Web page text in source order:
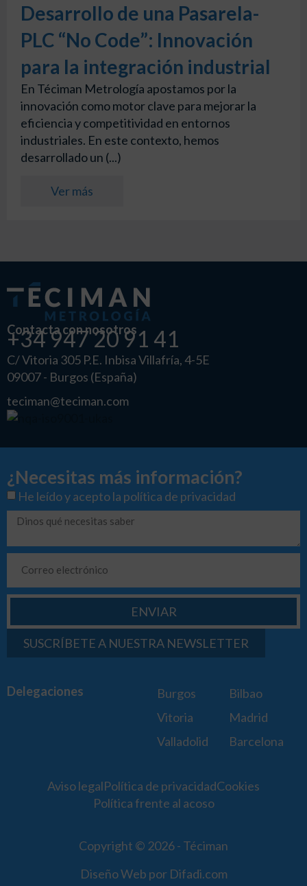
Desarrollo de una Pasarela-
PLC “No Code”: Innovación
para la integración industrial
En Téciman Metrología apostamos por la
innovación como motor clave para mejorar la
eficiencia y competitividad en entornos
industriales. En este contexto, hemos
desarrollado un (...)
Ver más
Contacta con nosotros
+34 947 20 91 41
C/ Vitoria 305 P.E. Inbisa Villafría, 4-5E
09007 - Burgos (España)
teciman@teciman.com
¿Necesitas más información?
He leído y acepto la política de privacidad
ENVIAR
SUSCRÍBETE A NUESTRA NEWSLETTER
Delegaciones
Burgos
Vitoria
Valladolid
Bilbao
Madrid
Barcelona
Aviso legalPolítica de privacidadCookies
Política frente al acoso
Copyright © 2026 - Téciman
Diseño Web por Difadi.com